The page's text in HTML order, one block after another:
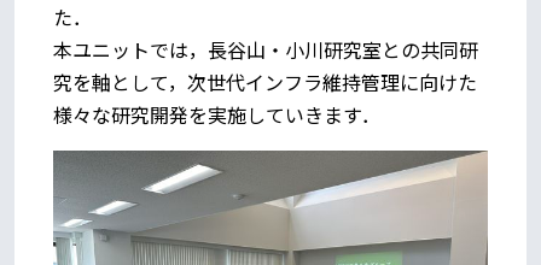
た．
本ユニットでは，長谷山・小川研究室との共同研
究を軸として，次世代インフラ維持管理に向けた
様々な研究開発を実施していきます．